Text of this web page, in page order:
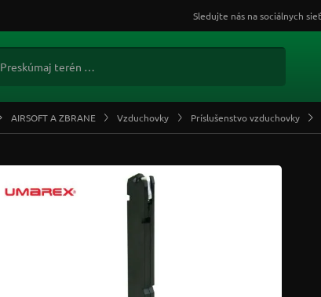
AIRSOFT A ZBRANE Vzduchovky Príslušenstvo vzduchovky
Sledujte nás na sociálnych